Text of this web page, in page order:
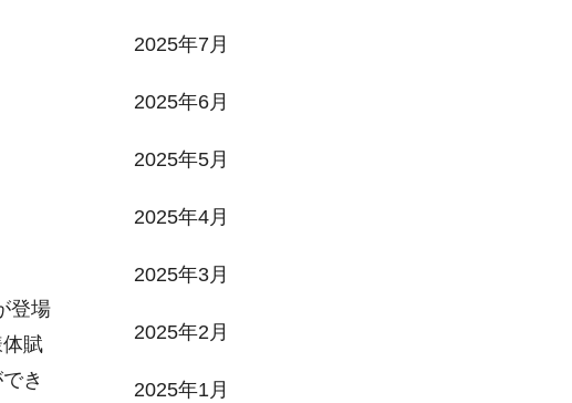
登場
賦
き
2025年7月
2025年6月
2025年5月
2025年4月
2025年3月
2025年2月
2025年1月